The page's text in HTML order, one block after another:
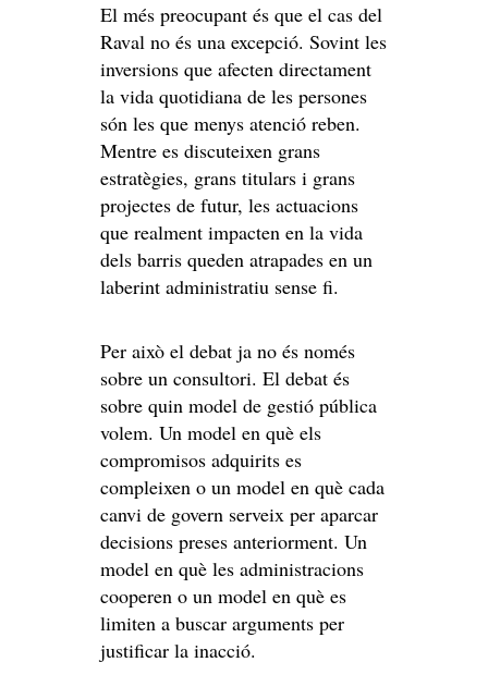
El més preocupant és que el cas del
Raval no és una excepció. Sovint les
inversions que afecten directament
la vida quotidiana de les persones
són les que menys atenció reben.
Mentre es discuteixen grans
estratègies, grans titulars i grans
projectes de futur, les actuacions
que realment impacten en la vida
dels barris queden atrapades en un
laberint administratiu sense fi.
Per això el debat ja no és només
sobre un consultori. El debat és
sobre quin model de gestió pública
volem. Un model en què els
compromisos adquirits es
compleixen o un model en què cada
canvi de govern serveix per aparcar
decisions preses anteriorment. Un
model en què les administracions
cooperen o un model en què es
limiten a buscar arguments per
justificar la inacció.